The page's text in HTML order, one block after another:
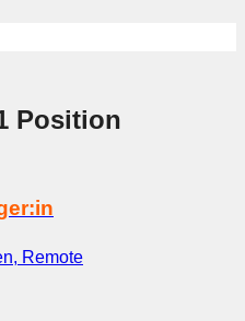
Position
Remote